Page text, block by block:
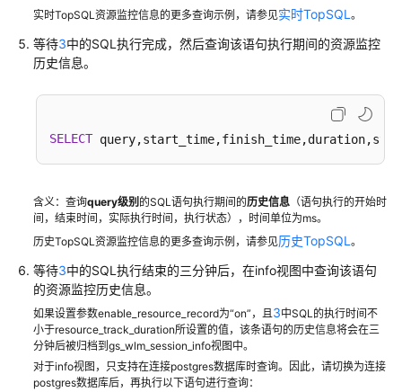
DWS
排
DWS
化
视
图
DWS
用
户
自
定
义
实时TopSQL资源监控信息的更多查询示例，请参见实时TopSQL 。
等待3中的SQL执行完成，然后查询该语句执行期间的资源监控
历史信息。
SELECT
含义：查询query级别 的SQL语句执行期间的历史信息 （语句执行的开始时
间，结束时间，实际执行时间，执行状态），时间单位为ms。
历史TopSQL资源监控信息的更多查询示例，请参见历史TopSQL 。
等待3中的SQL执行结束的三分钟后，在info视图中查询该语句
的资源监控历史信息。
如果设置参数enable_resource_record为“on”，且3中SQL的执行时间不
小于resource_track_duration所设置的值，该条语句的历史信息将会在三
分钟后被归档到gs_wlm_session_info视图中。
对于info视图，只支持在连接postgres数据库时查询。因此，请切换为连接
postgres数据库后，再执行以下语句进行查询：